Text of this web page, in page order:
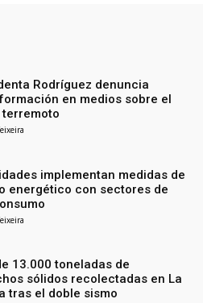
Rodríguez denuncia
en medios sobre el
terremoto
implementan medidas de
energético con sectores de
13.000 toneladas de
sólidos recolectadas en La
tras el doble sismo